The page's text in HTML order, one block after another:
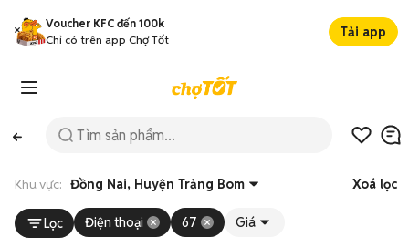
Voucher KFC đến 100k
Chỉ có trên app Chợ Tốt
Tải app
Khu vực: Đồng Nai, Huyện Trảng Bom Xoá lọc
Lọc Điện thoại 67 Giá